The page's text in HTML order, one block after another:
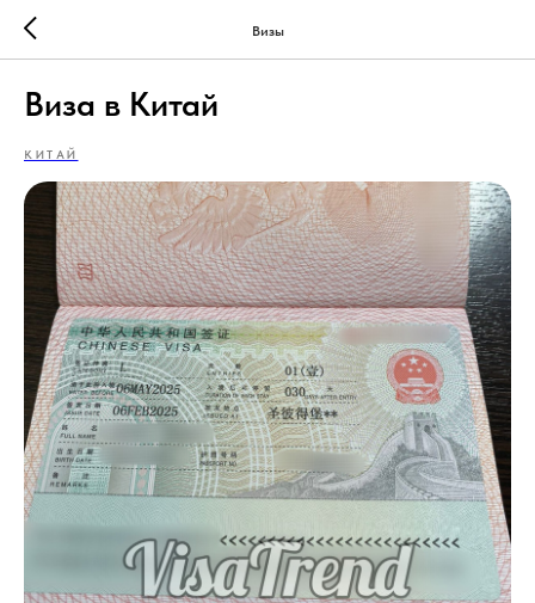
Визы
Виза в Китай
КИТАЙ